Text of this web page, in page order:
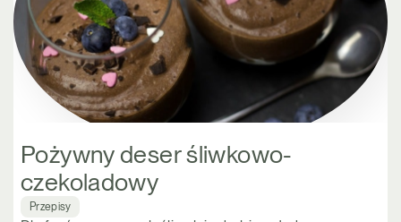
Pożywny deser śliwkowo-
czekoladowy
Przepisy